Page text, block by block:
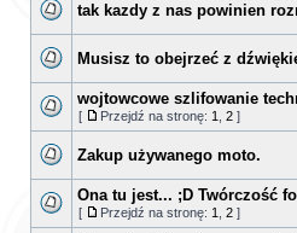
tak kazdy z nas powinien
Musisz to obejrzeć z
wojtowcowe szlifowanie
[ Przejdź na stronę: 1 2 ]
Zakup używanego moto.
Ona tu jest... ;D Twórczość
[ Przejdź na stronę: 1 2 ]